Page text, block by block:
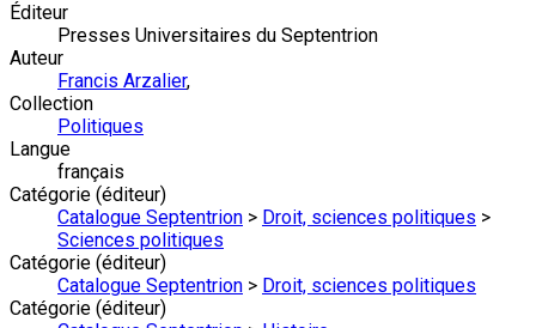
Éditeur
Presses Universitaires du Septentrion
Auteur
Francis Arzalier,
Collection
Politiques
Langue
français
Catégorie (éditeur)
Catalogue Septentrion > Droit, sciences politiques >
Sciences politiques
Catégorie (éditeur)
Catalogue Septentrion > Droit, sciences politiques
Catégorie (éditeur)